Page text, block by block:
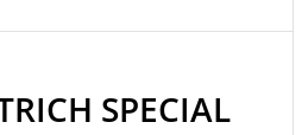
SPECIAL